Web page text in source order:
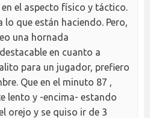
el aspecto físico y táctico.
lo que están haciendo. Pero,
una hornada
en cuanto a
para un jugador, prefiero
Que en el minuto 87 ,
lento y -encima- estando
orejo y se quiso ir de 3